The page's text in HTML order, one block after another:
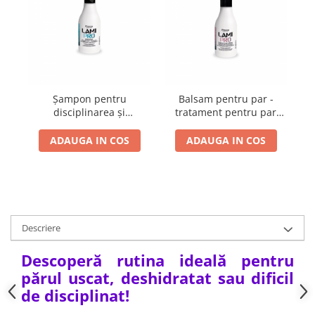
Cap manechin par natural
Trepiede cap manechin
Foarfece de tuns
Șampon pentru
disciplinarea și
PRO 250 ml - PROCO
ADAUGA IN COS
Balsam pentru par -
tratament pentru par
PROCO
ADAUGA IN COS
Descriere
Descoperă rutina ideală pentru
părul uscat, deshidratat sau dificil
de disciplinat!